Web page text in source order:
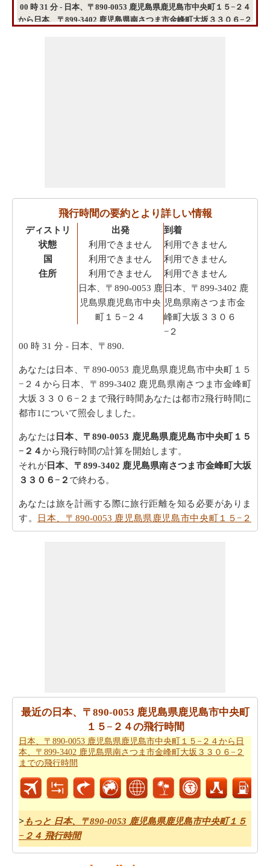
00 時 31 分 - 日本、〒890-0053 鹿児島県鹿児島市中央町１５−２４
から日本、〒899-3402 鹿児島県南さつま市金峰町大坂３３０６−２
飛行時間の要約とより詳しい情報
ディストリ
状態
国
住所
出発
利用できません
利用できません
利用できません
日本、〒890-0053 鹿
児島県鹿児島市中央
町１５−２４
到着
利用できません
利用できません
利用できません
日本、〒899-3402 鹿
児島県南さつま市金
峰町大坂３３０６
−２
00 時 31 分 - 日本、〒890.
あなたは日本、〒890-0053 鹿児島県鹿児島市中央町１５
−２４から日本、〒899-3402 鹿児島県南さつま市金峰町
大坂３３０６−２まで飛行時間あなたは都市2飛行時間に
都市1について照会しました。
あなたは 日本、〒890-0053 鹿児島県鹿児島市中央町１５
−２４から飛行時間の計算を開始します。
それが日本、〒899-3402 鹿児島県南さつま市金峰町大坂
３３０６−２ で終わる。
あなたは旅を計画する際に旅行距離を知る必要がありま
す。
日本、〒890-0053 鹿児島県鹿児島市中央町１５−２
４から日本、〒899-3402 鹿児島県南さつま市金峰町大坂
あなたの目的地に到達するために必要な駆動時間を認識
していることが重要です。さらに、タスクを計画におけ
る公正なアイデアを提供します。あなたは
0053 鹿児島県鹿児島市中央町１５−２４から日本、〒
899-3402 鹿児島県南さつま市金峰町大坂３３０６−２ま
での移動時間 知りたい場合がありますので。
すべてのより良い計画にポイントするために必要な最も
重要なご旅行の要約を取得しますか。ここに - 旅行は日
本、〒890-0053 鹿児島県鹿児島市中央町１５−２４がら
最近の日本、〒890-0053 鹿児島県鹿児島市中央町
１５−２４の飛行時間
日本、〒890-0053 鹿児島県鹿児島市中央町１５−２４から日
本、〒899-3402 鹿児島県南さつま市金峰町大坂３３０６−２
までの飛行時間
> もっと 日本、〒890-0053 鹿児島県鹿児島市中央町１５
−２４ 飛行時間